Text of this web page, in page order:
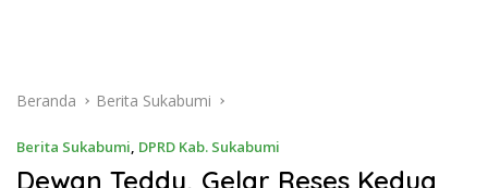
Beranda Berita Sukabumi
Berita Sukabumi, DPRD Kab. Sukabumi
Dewan Teddy, Gelar Reses Kedua